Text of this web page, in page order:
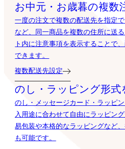
お中元・お歳暮の複数
一度の注文で複数の配送先を指定
など、同一商品を複数の住所に送
ト内に注意事項を表示することで
できます。
複数配送先設定
のし・ラッピング形式
のし・メッセージカード・ラッピ
入用途に合わせて自由にラッピン
易包装や本格的なラッピングなど
も可能です。